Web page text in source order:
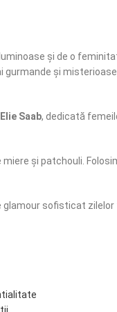
și de o
gurmande și
Saab, dedicată
și patchouli.
sofisticat